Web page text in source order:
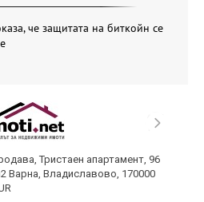
че защитата на биткойн се
Тристаен апартамент, 96
Варна, Владиславово, 170000